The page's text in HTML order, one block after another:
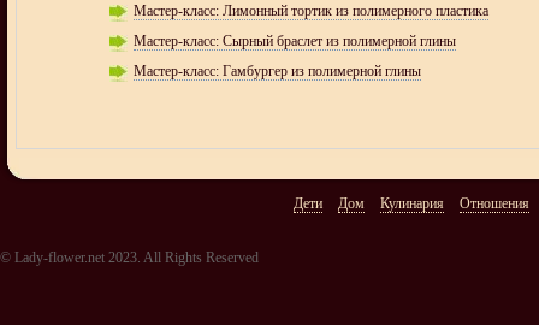
Мастер-класс: Лимонный тортик из полимерного пластика
Мастер-класс: Сырный браслет из полимерной глины
Мастер-класс: Гамбургер из полимерной глины
Дети Дом Кулинария Отношения
© Lady-flower.net 2023. All Rights Reserved